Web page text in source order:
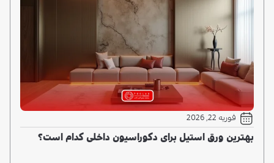
فوریه 22, 2026
بهترین ورق استیل برای دکوراسیون داخلی کدام است؟